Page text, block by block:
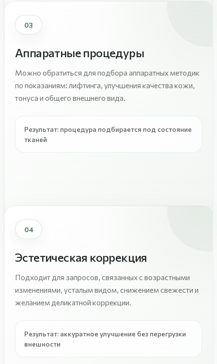
03
Аппаратные процедуры
Можно обратиться для подбора аппаратных методик
по показаниям: лифтинга, улучшения качества кожи,
тонуса и общего внешнего вида.
Результат: процедура подбирается под состояние
тканей
04
Эстетическая коррекция
Подходит для запросов, связанных с возрастными
изменениями, усталым видом, снижением свежести и
желанием деликатной коррекции.
Результат: аккуратное улучшение без перегрузки
внешности